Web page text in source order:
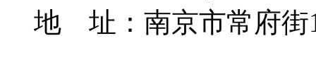
地 址：南京市常府街